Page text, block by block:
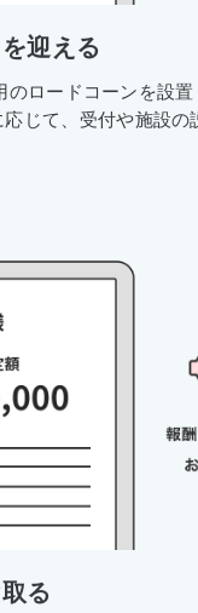
迎える
のロードコーンを設置
応じて、受付や施設の
る